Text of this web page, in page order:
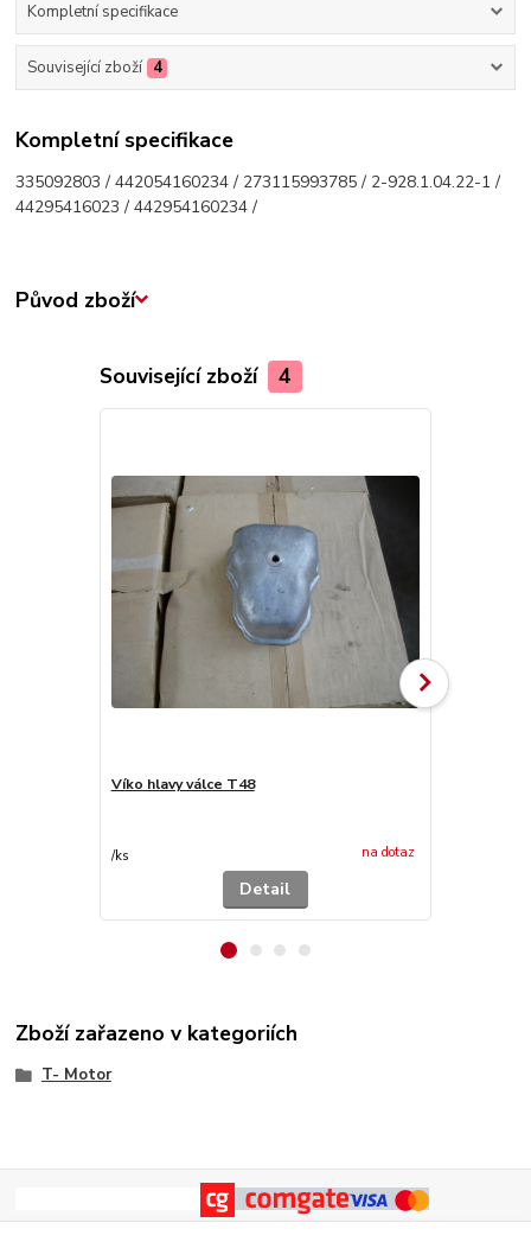
Kompletní specifikace
Související zboží 4
Kompletní specifikace
335092803 / 442054160234 / 273115993785 / 2-928.1.04.22-1 /
44295416023 / 442954160234 /
Původ zboží
Související zboží 4
Víko hlavy válce T48
/ks na dotaz
Detail
Zboží zařazeno v kategoriích
T- Motor